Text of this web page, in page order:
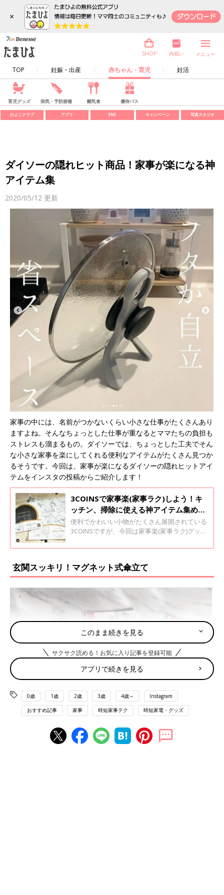
×
TOP 妊娠・出産 赤ちゃん・育児 妊活
SHOP 内祝い メニュー
育児グッズ 病気・予防接種 離乳食 優待パス
ひよこクラブ アプリ SNS キャンペーン 写真スタジオ
ダイソーの隠れヒット商品！家事が楽になる神
アイテム集
2020/05/12 更新
家事の中には、名前がつかないくらい小さな仕事がたくさんあり
ますよね。そんなちょっとした仕事が重なるとママたちの負担も
ストレスも溜まるもの。ダイソーでは、ちょっとした工夫でそん
な小さな家事を楽にしてくれる便利なアイテムがたくさん見つか
るそうです。今回は、家事が楽になるダイソーの隠れヒットアイ
テムをインスタの投稿からご紹介します！
3COINSで家事楽(家事ラク)しよう！キ
ッチン、掃除に使える神アイテム集めて
みた
便利でかわいい小物がたくさん展開されている
3COINSですが、今回は家事楽(家事ラク)グッズ
毎日の家事を助けてくれるものばかりでもちろ
いね！
玄関スッキリ！マグネット式傘立て
出典：Instagramアカウント「ayalife16」
このまま続きを見る
サクサク読める！お気に入り記事を登録可能
アプリで続きを見る
0歳 1歳 2歳 3歳 4歳～ Instagram
おすすめ記事 家事 時短家事テク 時短家電・グッズ